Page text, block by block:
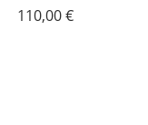
110,00€